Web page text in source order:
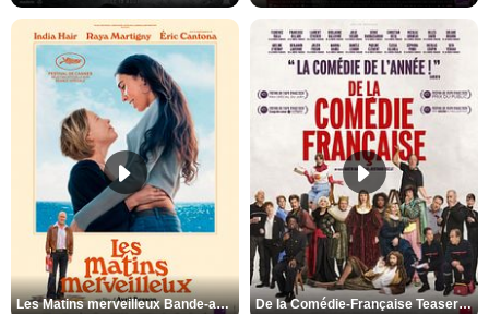
Les Matins merveilleux Bande-annonce VF De la Comédie-Française Teaser VF